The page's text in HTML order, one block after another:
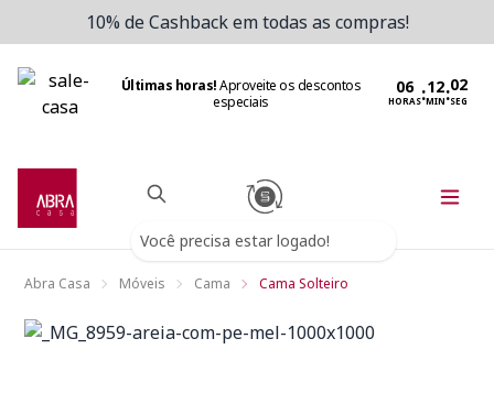
10% de Cashback em todas as compras!
Últimas horas!Aproveite os descontos
especiais
HORAS:MIN:SEG
Você precisa estar logado!
Abra Casa Móveis Cama Cama Solteiro